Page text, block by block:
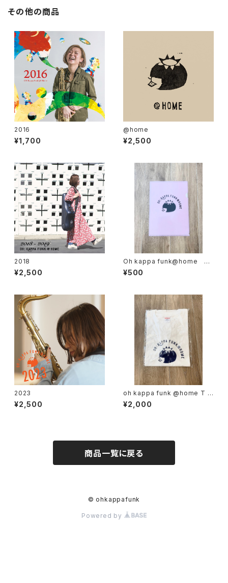
その他の商品
2016
¥1,700
@home
¥2,500
2018
¥2,500
Oh kappa funk@home ク
リアファイルケース
¥500
2023
¥2,500
oh kappa funk @home T シ
ャツ
¥2,000
商品一覧に戻る
© ohkappafunk
Powered by